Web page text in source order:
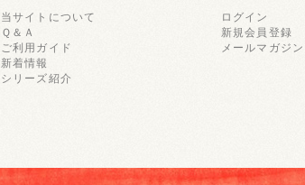
当サイトについて
Ｑ＆Ａ
ご利用ガイド
新着情報
シリーズ紹介
ログイン
新規会員登録
メールマガジン